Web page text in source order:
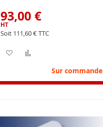
93,00 €
111,60 €
Ajouter à ma liste d’envie
Sur commande